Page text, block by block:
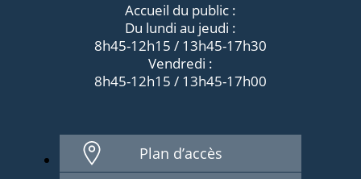
Accueil du public :
Du lundi au jeudi :
8h45-12h15 / 13h45-17h30
Vendredi :
8h45-12h15 / 13h45-17h00
Plan d’accès